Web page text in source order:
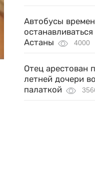
Автобусы
Астаны
4000
Отец арестован
летней дочери
палаткой